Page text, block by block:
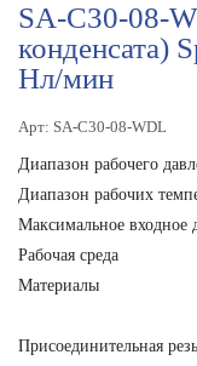
SA-C30-08-
конденсата)
Нл/мин
Арт: SA-C30-08-WDL
Диапазон рабочего
Диапазон рабочих
Максимальное входное
Рабочая среда
Материалы
Присоединительная